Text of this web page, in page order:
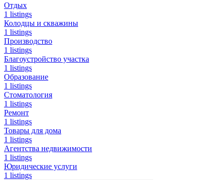
Отдых
1 listings
Колодцы и скважины
1 listings
Производство
1 listings
Благоустройство участка
1 listings
Образование
1 listings
Стоматология
1 listings
Ремонт
1 listings
Товары для дома
1 listings
Агентства недвижимости
1 listings
Юридические услуги
1 listings